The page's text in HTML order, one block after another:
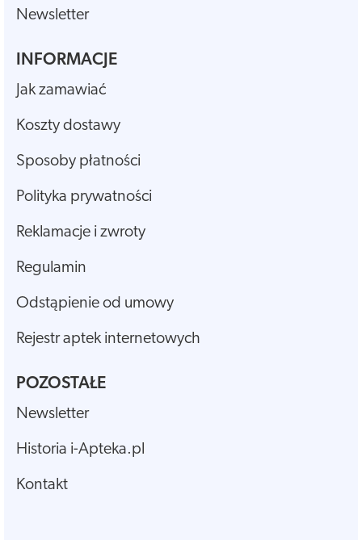
Newsletter
INFORMACJE
Jak zamawiać
Koszty dostawy
Sposoby płatności
Polityka prywatności
Reklamacje i zwroty
Regulamin
Odstąpienie od umowy
Rejestr aptek internetowych
POZOSTAŁE
Newsletter
Historia i-Apteka.pl
Kontakt